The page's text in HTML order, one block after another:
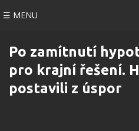
☰ MENU
Po zamítnutí
pro krajní řešení.
postavili z úspor